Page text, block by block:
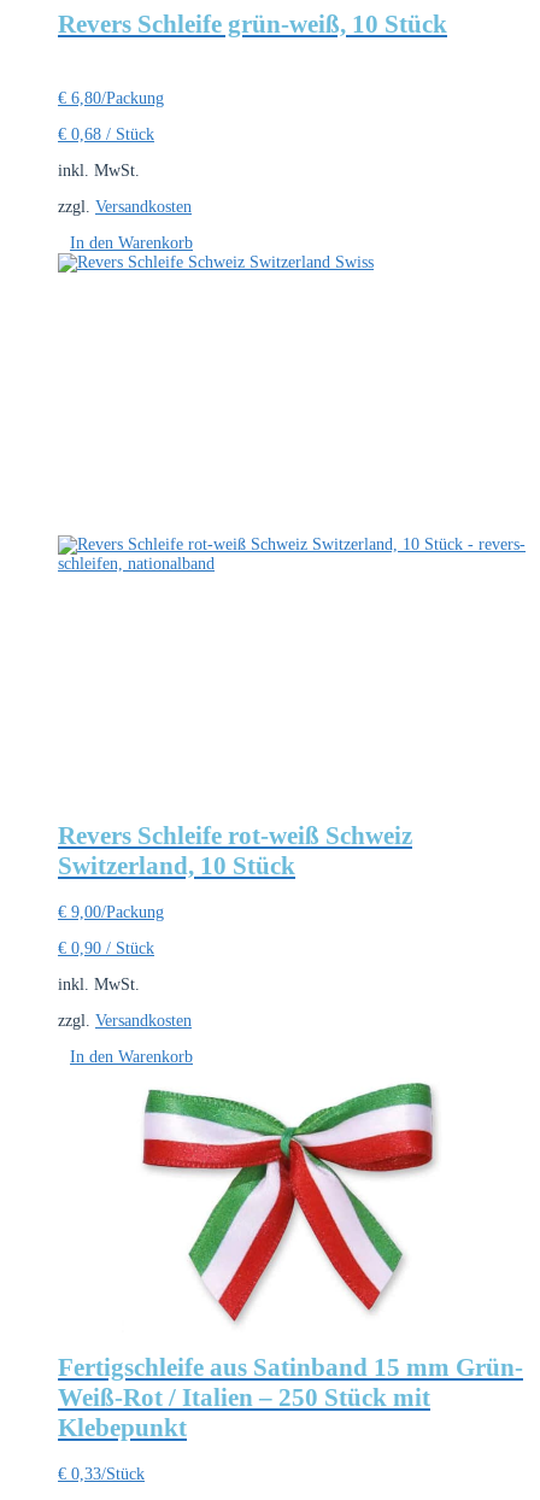
Revers Schleife grün-weiß, 10 Stück
€ 6,80/Packung
€ 0,68 / Stück
inkl. MwSt.
zzgl. Versandkosten
In den Warenkorb
Revers Schleife rot-weiß Schweiz
Switzerland, 10 Stück
€ 9,00/Packung
€ 0,90 / Stück
inkl. MwSt.
zzgl. Versandkosten
In den Warenkorb
Fertigschleife aus Satinband 15 mm Grün-
Weiß-Rot / Italien – 250 Stück mit
Klebepunkt
€ 0,33/Stück